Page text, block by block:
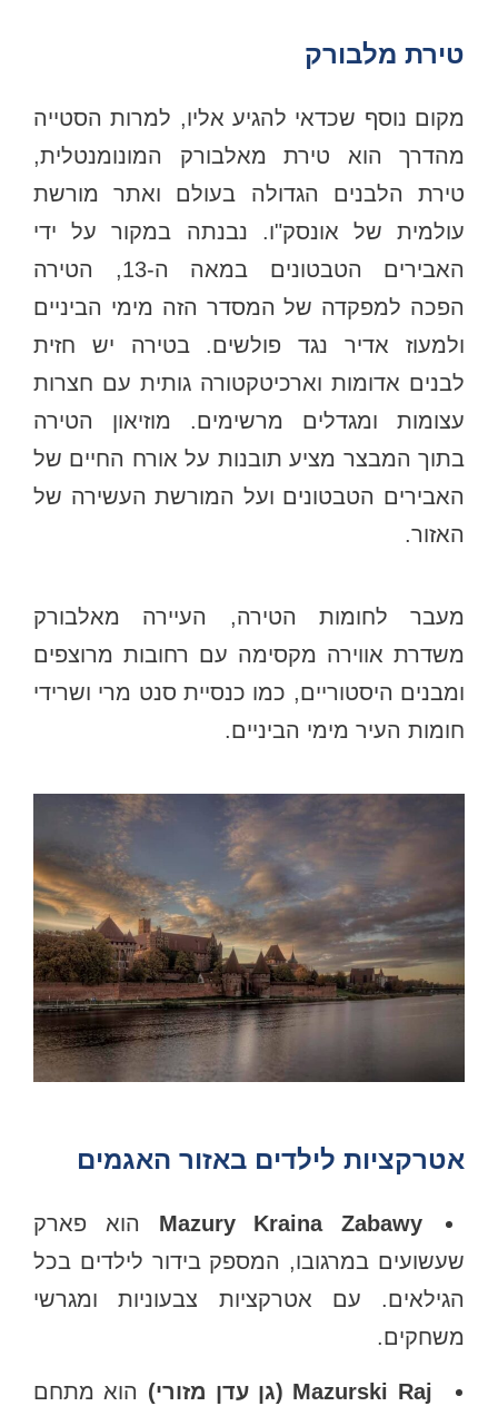
טירת מלבורק
מקום נוסף שכדאי להגיע אליו, למרות הסטייה
מהדרך הוא טירת מאלבורק המונומנטלית,
טירת הלבנים הגדולה בעולם ואתר מורשת
עולמית של אונסק"ו. נבנתה במקור על ידי
האבירים הטבטונים במאה ה-13, הטירה
הפכה למפקדה של המסדר הזה מימי הביניים
ולמעוז אדיר נגד פולשים. בטירה יש חזית
לבנים אדומות וארכיטקטורה גותית עם חצרות
עצומות ומגדלים מרשימים. מוזיאון הטירה
בתוך המבצר מציע תובנות על אורח החיים של
האבירים הטבטונים ועל המורשת העשירה של
האזור.
מעבר לחומות הטירה, העיירה מאלבורק
משדרת אווירה מקסימה עם רחובות מרוצפים
ומבנים היסטוריים, כמו כנסיית סנט מרי ושרידי
חומות העיר מימי הביניים.
אטרקציות לילדים באזור האגמים
Mazury Kraina Zabawyהוא פארק
שעשועים במרגובו, המספק בידור לילדים בכל
הגילאים. עם אטרקציות צבעוניות ומגרשי
משחקים.
Mazurski Raj (גן עדן מזורי) הוא מתחם